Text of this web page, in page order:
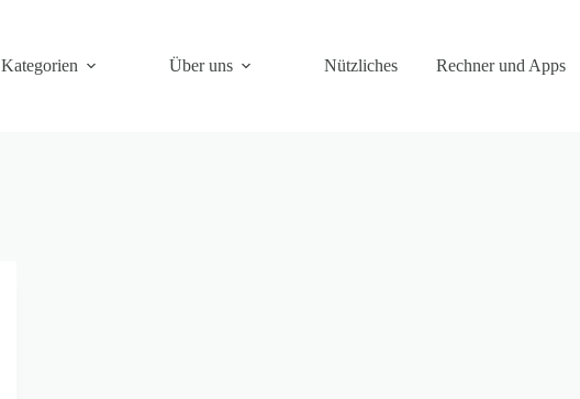
Kategorien Über uns Nützliches Rechner und Apps